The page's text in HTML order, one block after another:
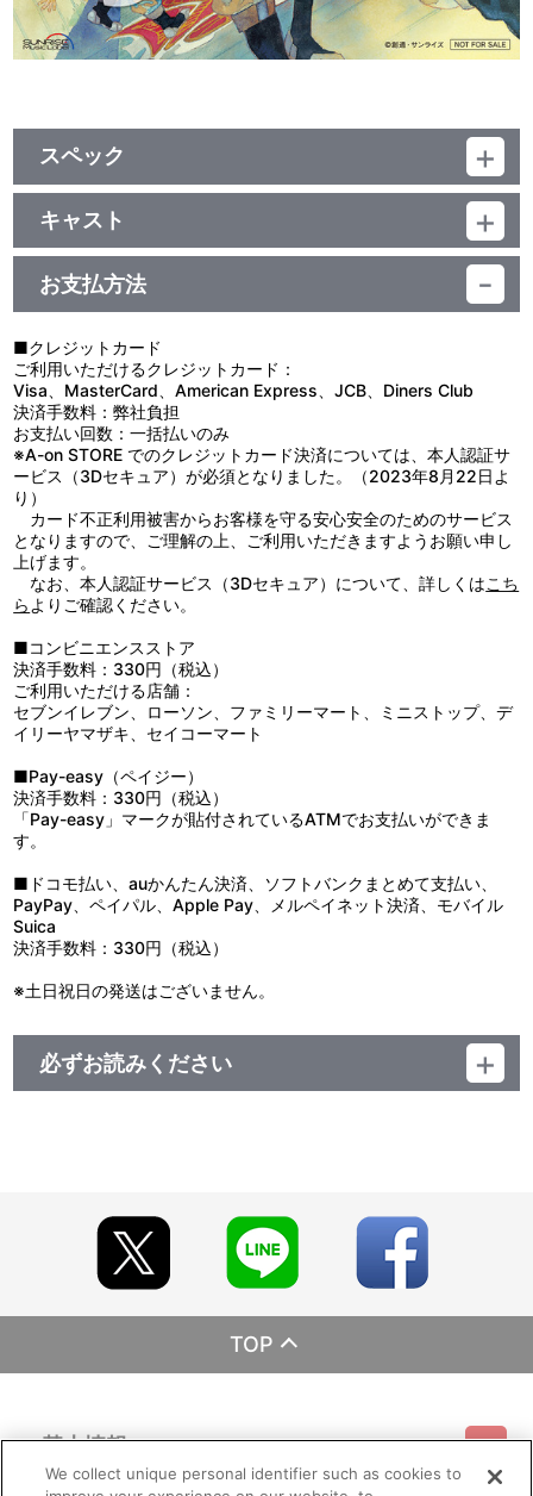
スペック
品番：SRML-1137
LP1枚組（カラーヴァイナル）
キャスト
横山克
お支払方法
■クレジットカード
ご利用いただけるクレジットカード：
Visa、MasterCard、American Express、JCB、Diners Club
決済手数料：弊社負担
お支払い回数：一括払いのみ
※A-on STORE でのクレジットカード決済については、本人認証サ
ービス（3Dセキュア）が必須となりました。（2023年8月22日よ
り）
カード不正利用被害からお客様を守る安心安全のためのサービス
となりますので、ご理解の上、ご利用いただきますようお願い申し
上げます。
なお、本人認証サービス（3Dセキュア）について、詳しくはこち
ら よりご確認ください。
■コンビニエンスストア
決済手数料：330円（税込）
ご利用いただける店舗：
セブンイレブン、ローソン、ファミリーマート、ミニストップ、デ
イリーヤマザキ、セイコーマート
■Pay-easy（ペイジー）
決済手数料：330円（税込）
「Pay-easy」マークが貼付されているATMでお支払いができま
す。
■ドコモ払い、auかんたん決済、ソフトバンクまとめて支払い、
PayPay、ペイパル、Apple Pay、メルペイネット決済、モバイル
Suica
決済手数料：330円（税込）
※土日祝日の発送はございません。
必ずお読みください
TOP
基本情報
We collect unique personal identifier such as cookies to